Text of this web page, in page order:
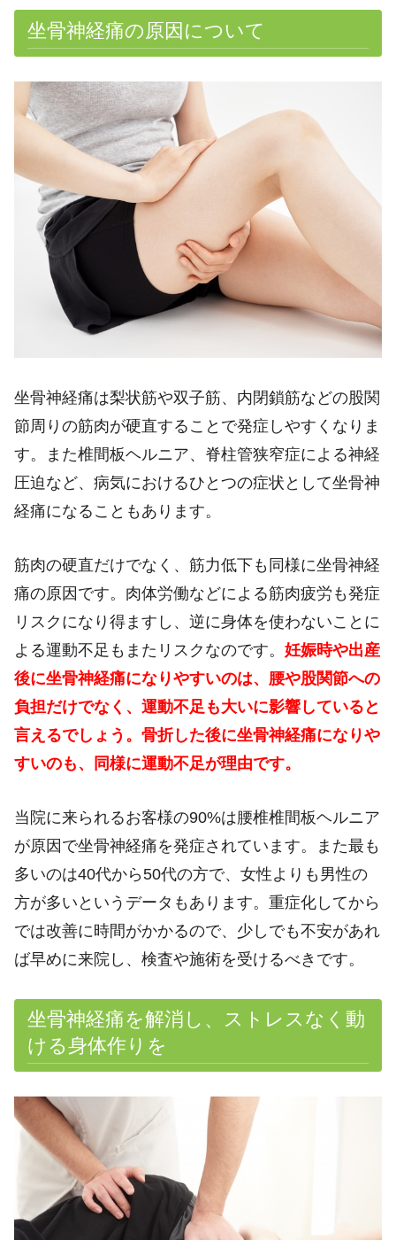
坐骨神経痛の原因について
坐骨神経痛は梨状筋や双子筋、内閉鎖筋などの股関
節周りの筋肉が硬直することで発症しやすくなりま
す。また椎間板ヘルニア、脊柱管狭窄症による神経
圧迫など、病気におけるひとつの症状として坐骨神
経痛になることもあります。
筋肉の硬直だけでなく、筋力低下も同様に坐骨神経
痛の原因です。肉体労働などによる筋肉疲労も発症
リスクになり得ますし、逆に身体を使わないことに
よる運動不足もまたリスクなのです。 妊娠時や出産
後に坐骨神経痛になりやすいのは、腰や股関節への
負担だけでなく、運動不足も大いに影響していると
言えるでしょう。骨折した後に坐骨神経痛になりや
すいのも、同様に運動不足が理由です。
当院に来られるお客様の90%は腰椎椎間板ヘルニア
が原因で坐骨神経痛を発症されています。また最も
多いのは40代から50代の方で、女性よりも男性の
方が多いというデータもあります。重症化してから
では改善に時間がかかるので、少しでも不安があれ
ば早めに来院し、検査や施術を受けるべきです。
坐骨神経痛を解消し、ストレスなく動
ける身体作りを